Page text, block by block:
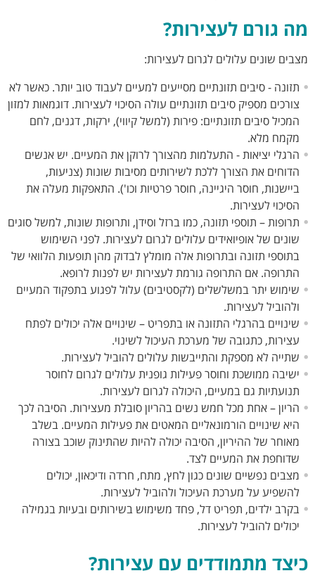
מה גורם לעצירות?
מצבים שונים עלולים לגרום לעצירות:
תזונה - סיבים תזונתיים מסייעים למעיים לעבוד טוב יותר. כאשר לא
צורכים מספיק סיבים תזונתיים עולה הסיכוי לעצירות. דוגמאות למזון
המכיל סיבים תזונתיים: פירות (למשל קיווי), ירקות, דגנים, לחם
מקמח מלא.
הרגלי יציאות - התעלמות מהצורך לרוקן את המעיים. יש אנשים
הדוחים את הצורך ללכת לשירותים מסיבות שונות (צניעות,
ביישנות, חוסר היגיינה, חוסר פרטיות וכו'). התאפקות מעלה את
הסיכוי לעצירות.
תרופות – תוספי תזונה, כמו ברזל וסידן, ותרופות שונות, למשל סוגים
שונים של אופיואידים עלולים לגרום לעצירות. לפני השימוש
בתוספי תזונה ובתרופות אלה מומלץ לבדוק מהן תופעות הלוואי של
התרופה. אם התרופה גורמת לעצירות יש לפנות לרופא.
שימוש יתר במשלשלים (לקסטיבים) עלול לפגוע בתפקוד המעיים
ולהוביל לעצירות.
שינויים בהרגלי התזונה או בתפריט – שינויים אלה יכולים לפתח
עצירות, כתגובה של מערכת העיכול לשינוי.
שתייה לא מספקת והתייבשות עלולים להוביל לעצירות.
ישיבה ממושכת וחוסר פעילות גופנית עלולים לגרום לחוסר
תנועתיות גם במעיים, היכולה לגרום לעצירות.
הריון – אחת מכל חמש נשים בהריון סובלת מעצירות. הסיבה לכך
היא שינויים הורמונאליים המאטים את פעילות המעיים. בשלב
מאוחר של ההיריון, הסיבה יכולה להיות שהתינוק שוכב בצורה
שדוחפת את המעיים לצד.
מצבים נפשיים שונים כגון לחץ, מתח, חרדה ודיכאון, יכולים
להשפיע על מערכת העיכול ולהוביל לעצירות.
בקרב ילדים, תפריט דל, פחד משימוש בשירותים ובעיות בגמילה
יכולים להוביל לעצירות.
כיצד מתמודדים עם עצירות?